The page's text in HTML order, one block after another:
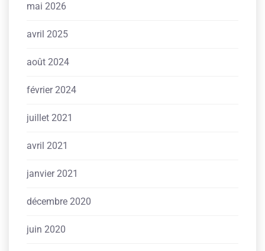
mai 2026
avril 2025
août 2024
février 2024
juillet 2021
avril 2021
janvier 2021
décembre 2020
juin 2020